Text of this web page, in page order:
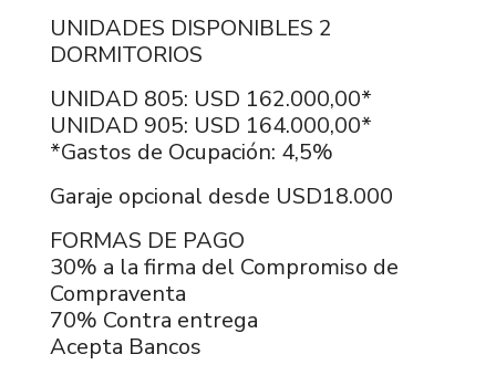
UNIDADES DISPONIBLES 2
DORMITORIOS
UNIDAD 805: USD 162.000,00*
UNIDAD 905: USD 164.000,00*
*Gastos de Ocupación: 4,5%
Garaje opcional desde USD18.000
FORMAS DE PAGO
30% a la firma del Compromiso de
Compraventa
70% Contra entrega
Acepta Bancos